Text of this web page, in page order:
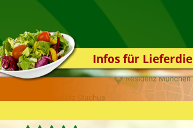
Infos für
Kassensystem
Zuverlässigkeit